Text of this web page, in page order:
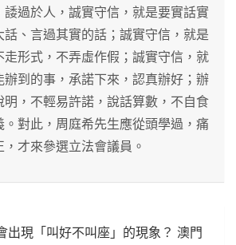
諉過於人，誠實守信，就是要實話實
、言過其實的話；誠實守信，就是
走形式，不弄虛作假；誠實守信，就
辦到的事，承諾下來，認真辦好；辦
明，不輕易許諾，說話算數，不自食
。對此，周庭希先生應從頭學過，痛
才來參選立法會議員。
出現「叫好不叫座」的現象？ 澳門